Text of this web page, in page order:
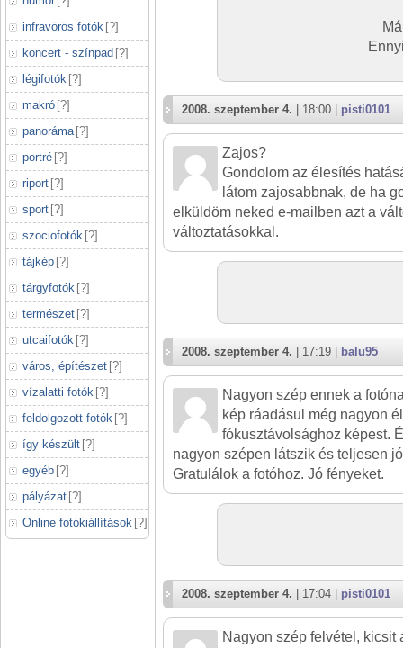
infravörös fotók [?]
koncert - színpad [?]
légifotók [?]
makró [?]
panoráma [?]
portré [?]
riport [?]
sport [?]
szociofotók [?]
tájkép [?]
tárgyfotók [?]
természet [?]
utcaifotók [?]
város, építészet [?]
vízalatti fotók [?]
feldolgozott fotók [?]
így készült [?]
egyéb [?]
pályázat [?]
Online fotókiállítások [?]
2008. szeptember 4. | 18:00 | pisti0101
Zajos?
Gondolom az élesítés
látom zajosabbnak, de ha
elküldöm neked e-mailben azt a
változtatásokkal.
2008. szeptember 4. | 17:19 | balu95
Nagyon szép ennek a
kép ráadásul még nagyon
fókusztávolsághoz képest.
nagyon szépen látszik és teljesen
Gratulálok a fotóhoz. Jó fényeket.
2008. szeptember 4. | 17:04 | pisti0101
Nagyon szép felvétel, kicsit